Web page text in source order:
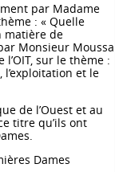
par Madame
: « Quelle
matière de
Monsieur Moussa
sur le thème :
et le
de l’Ouest et au
titre qu’ils ont
Dames